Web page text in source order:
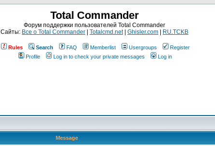
Total Commander
Форум поддержки пользователей Total Commander
Сайты: Все о Total Commander Totalcmd.net| Ghisler.com RU.TCKB
Rules Search FAQ Memberlist Usergroups
Register
Profile
Log in to check your private messages Log in
Message